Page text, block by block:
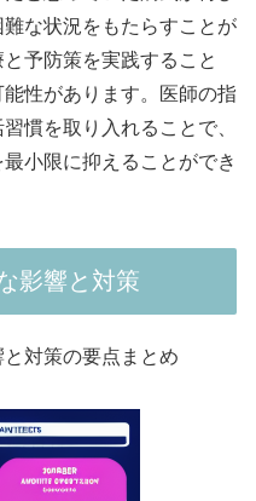
な状況をもたらすことが
予防策を実践すること
性があります。医師の指
慣を取り入れることで、
小限に抑えることができ
影響と対策